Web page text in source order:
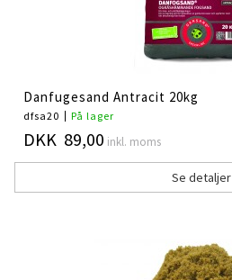
Danfugesand Antracit 20kg
dfsa20 På lager
DKK 89,00 inkl. moms
Se detaljer